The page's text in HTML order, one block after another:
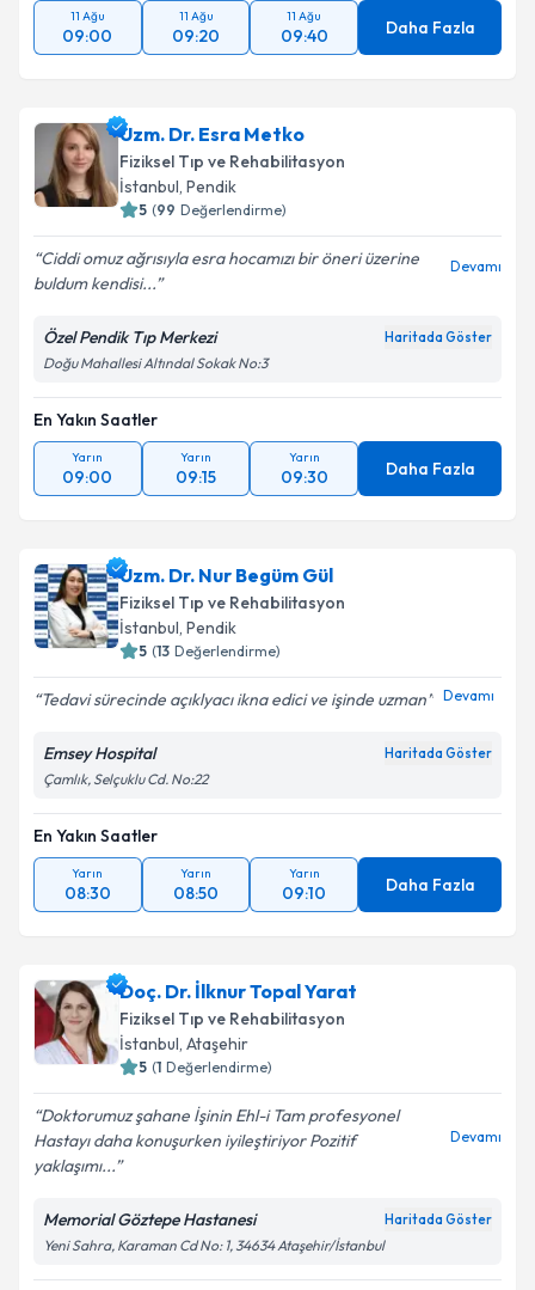
11 Ağu
09:00
11 Ağu
09:20
11 Ağu
09:40 Daha Fazla
Uzm. Dr. Esra Metko
Fiziksel Tıp ve Rehabilitasyon
İstanbul, Pendik
5 (99 Değerlendirme)
Ciddi omuz ağrısıyla esra hocamızı bir öneri üzerine
buldum kendisi...
Devamı
Özel Pendik Tıp Merkezi Haritada Göster
Doğu Mahallesi Altındal Sokak No:3
En Yakın Saatler
Yarın
09:00
Yarın
09:15
Yarın
09:30 Daha Fazla
Uzm. Dr. Nur Begüm Gül
Fiziksel Tıp ve Rehabilitasyon
İstanbul, Pendik
5 (13 Değerlendirme)
Tedavi sürecinde açıklyacı ikna edici ve işinde uzman Devamı
Emsey Hospital Haritada Göster
Çamlık, Selçuklu Cd. No:22
En Yakın Saatler
Yarın
08:30
Yarın
08:50
Yarın
09:10 Daha Fazla
Doç. Dr. İlknur Topal Yarat
Fiziksel Tıp ve Rehabilitasyon
İstanbul, Ataşehir
5 (1 Değerlendirme)
Doktorumuz şahane İşinin Ehl-i Tam profesyonel
Hastayı daha konuşurken iyileştiriyor Pozitif
yaklaşımı...
Devamı
Memorial Göztepe Hastanesi Haritada Göster
Yeni Sahra, Karaman Cd No: 1, 34634 Ataşehir/İstanbul